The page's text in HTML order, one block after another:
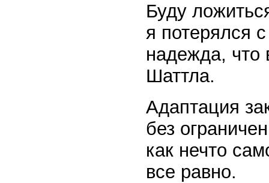
Буду
я потерялся
надежда, что
Шаттла.
Адаптация
без
как нечто
все равно.